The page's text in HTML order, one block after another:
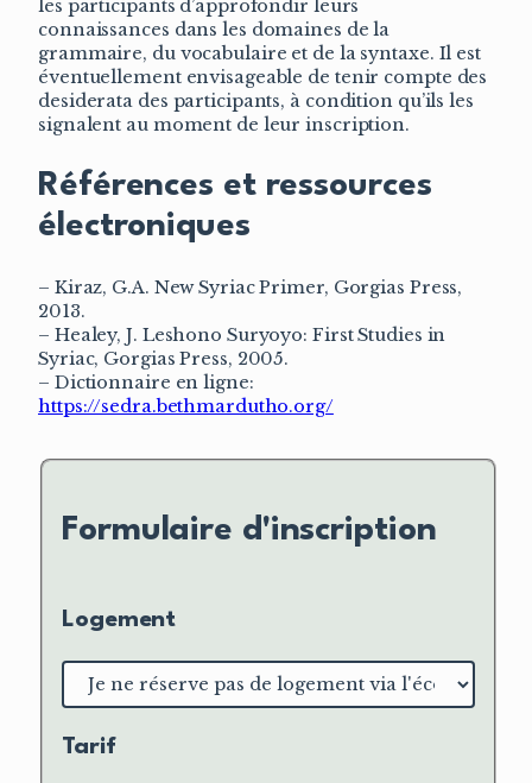
les participants d’approfondir leurs
connaissances dans les domaines de la
grammaire, du vocabulaire et de la syntaxe. Il est
éventuellement envisageable de tenir compte des
desiderata des participants, à condition qu’ils les
signalent au moment de leur inscription.
Références et ressources
électroniques
– Kiraz, G.A. New Syriac Primer, Gorgias Press,
2013.
– Healey, J. Leshono Suryoyo: First Studies in
Syriac, Gorgias Press, 2005.
– Dictionnaire en ligne:
https://sedra.bethmardutho.org/
Formulaire d'inscription
Logement
Choix
Tarif